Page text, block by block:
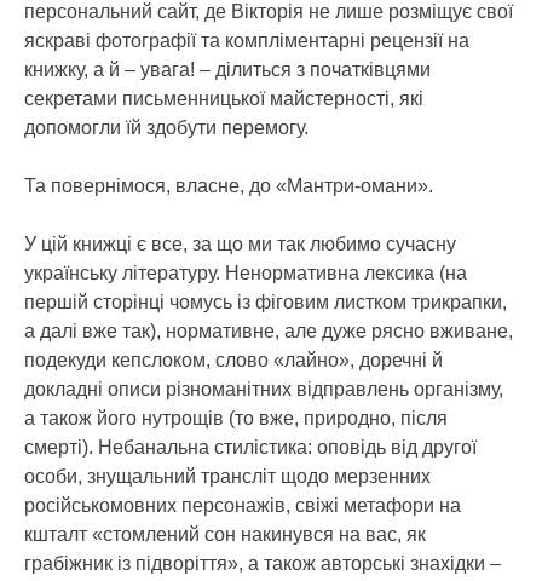
персональний сайт, де Вікторія не лише розміщує свої
яскраві фотографії та компліментарні рецензії на
книжку, а й – увага! – ділиться з початківцями
секретами письменницької майстерності, які
допомогли їй здобути перемогу.
Та повернімося, власне, до «Мантри-омани».
У цій книжці є все, за що ми так любимо сучасну
українську літературу. Ненормативна лексика (на
першій сторінці чомусь із фіговим листком трикрапки,
а далі вже так), нормативне, але дуже рясно вживане,
подекуди кепслоком, слово «лайно», доречні й
докладні описи різноманітних відправлень організму,
а також його нутрощів (то вже, природно, після
смерті). Небанальна стилістика: оповідь від другої
особи, знущальний трансліт щодо мерзенних
російськомовних персонажів, свіжі метафори на
кшталт «стомлений сон накинувся на вас, як
грабіжник із підворіття», а також авторські знахідки –